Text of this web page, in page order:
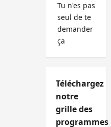
Tu n'es pas
seul de te
demander
ça
Téléchargez
notre
grille des
programmes